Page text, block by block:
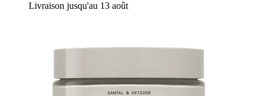
Livraison jusqu'au 13 août